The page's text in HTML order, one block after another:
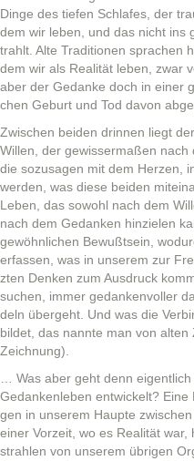
Dinge des tiefen Schlafes, der
dem wir leben, und das nicht
trahlt. Alte Tra­di­tio­nen sprachen
dem wir als Real­ität leben, zwar
aber der Gedanke doch in ein­er
chen Geburt und Tod davon
Zwis­chen bei­den drin­nen liegt
Willen, der gewis­ser­maßen
die sozusagen mit dem Herzen,
wer­den, was diese bei­den
Leben, das sowohl nach dem
nach dem Gedanken hinzie­len
gewöhn­lichen Bewußt­sein,
erfassen, was in unserem zur
zten Denken zum Aus­druck
suchen, immer gedanken­voller
deln überge­ht. Und was die
bildet, das nan­nte man von alten
Zeichnung).
… Was aber geht denn
Gedanken­leben entwick­elt?
gen in unserem Haupte
ein­er Vorzeit, wo es Real­ität
strahlen von unserem übri­gen